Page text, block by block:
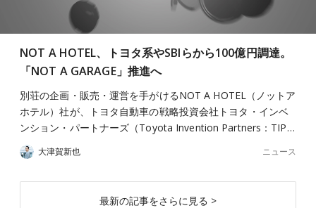
NOT A HOTEL、トヨタ系やSBIらから100億円調達。
「NOT A GARAGE」推進へ
別荘の企画・販売・運営を手がけるNOT A HOTEL（ノットア
ホテル）社が、トヨタ自動車の戦略投資会社トヨタ・インベ
ンション・パートナーズ（Toyota Invention Partners：TIP…
大津賀新也 ニュース
最新の記事をさらに見る >